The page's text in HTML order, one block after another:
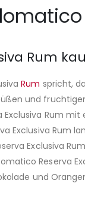
Rum
Rum spricht,
und
Rum
Exclusiva Rum
Exclusiva
Reserva
und